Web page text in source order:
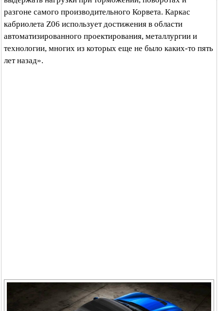
разгоне самого производительного Корвета. Каркас
кабриолета Z06 использует достижения в области
автоматизированного проектирования, металлургии и
технологии, многих из которых еще не было каких-то пять
лет назад».